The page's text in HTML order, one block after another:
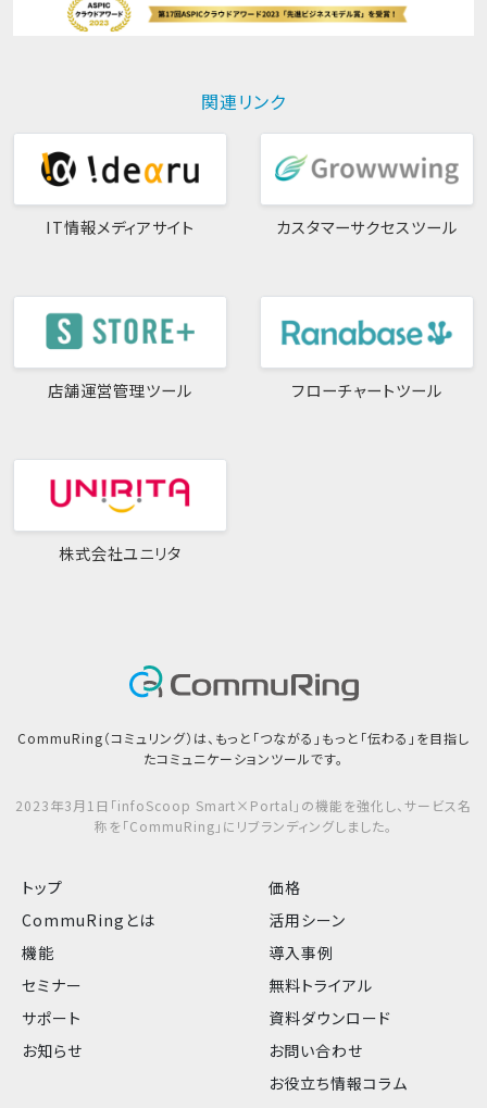
関連リンク
IT情報メディアサイト カスタマーサクセスツール
店舗運営管理ツール フローチャートツール
株式会社ユニリタ
CommuRing（コミュリング）は、もっと「つながる」もっと「伝わる」を目指し
たコミュニケーションツールです。
2023年3月1日「infoScoop Smart×Portal」の機能を強化し、サービス名
称を「CommuRing」にリブランディングしました。
トップ
CommuRingとは
機能
価格
活用シーン
導入事例
セミナー
サポート
お知らせ
無料トライアル
資料ダウンロード
お問い合わせ
お役立ち情報コラム